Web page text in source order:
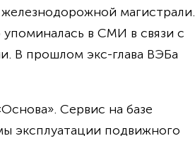
магистрали.
в СМИ в связи с
В прошлом экс-глава ВЭБа
Сервис на базе
эксплуатации подвижного